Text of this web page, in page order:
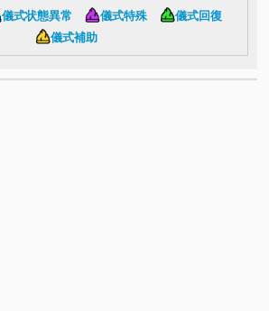
儀式状態異常 儀式特殊
儀式回復
儀式補助